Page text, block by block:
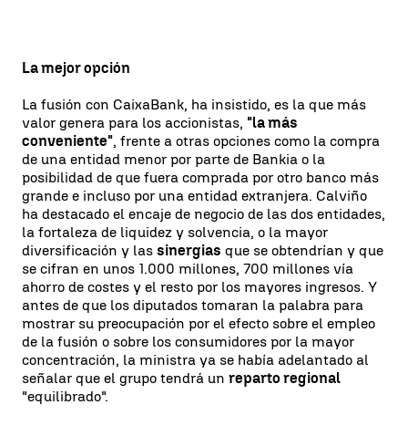
La mejor opción
La fusión con CaixaBank, ha insistido, es la que más
valor genera para los accionistas, "la más
conveniente", frente a otras opciones como la compra
de una entidad menor por parte de Bankia o la
posibilidad de que fuera comprada por otro banco más
grande e incluso por una entidad extranjera. Calviño
ha destacado el encaje de negocio de las dos entidades,
la fortaleza de liquidez y solvencia, o la mayor
diversificación y las sinergias que se obtendrían y que
se cifran en unos 1.000 millones, 700 millones vía
ahorro de costes y el resto por los mayores ingresos. Y
antes de que los diputados tomaran la palabra para
mostrar su preocupación por el efecto sobre el empleo
de la fusión o sobre los consumidores por la mayor
concentración, la ministra ya se había adelantado al
señalar que el grupo tendrá un reparto regional
"equilibrado".